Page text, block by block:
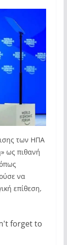
των ΗΠΑ
ως πιθανή
να
επίθεση,
forget to